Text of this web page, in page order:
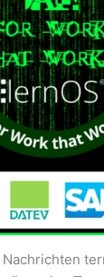
Nachrichten